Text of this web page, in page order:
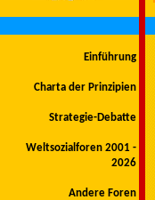
Einführung
Charta der Prinzipien
Strategie-Debatte
Weltsozialforen 2001 -
2026
Andere Foren